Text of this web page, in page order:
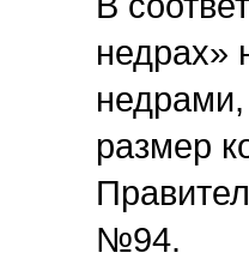
недрах»
размер
№94.